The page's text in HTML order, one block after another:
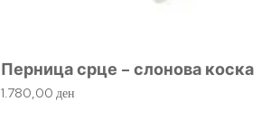
Перница срце – слонова коска
1.780,00ден